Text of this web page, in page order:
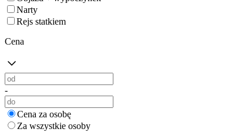
Narty
Rejs statkiem
Cena
-
Cena za osobę
Za wszystkie osoby